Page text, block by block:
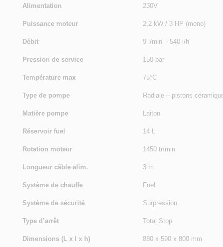
Alimentation 230V
Puissance moteur 2,2 kW / 3 HP (mono)
Débit 9 l/min – 540 l/h
Pression de service 150 bar
Température max 75°C
Type de pompe Radiale – pistons
Matière pompe Laiton
Réservoir fuel 14 L
Rotation moteur 1450 tr/min
Longueur câble alim. 3 m
Système de chauffe Fuel
Système de sécurité Surpression
Type d’arrêt Total Stop
Dimensions (L x l x h) 880 x 590 x 800 mm